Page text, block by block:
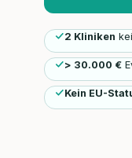
2 Kliniken
> 30.000 €
Kein EU-